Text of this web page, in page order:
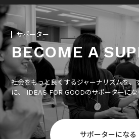
サポーター
BECOME A
社会をもっと良くするジャーナリズムを、
に、 IDEAS FOR GOODのサポーターにな
サポーターになる